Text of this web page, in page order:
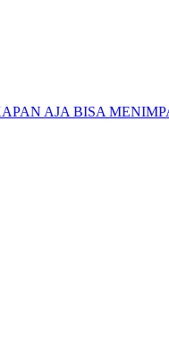
AJA BISA